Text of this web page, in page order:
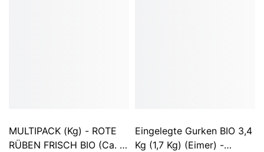
MULTIPACK (kg) - ROTE
RÜBEN FRISCH BIO (ca. 5
Eingelegte Gurken BIO 3,4
Kg (1,7 Kg) (Eimer) -